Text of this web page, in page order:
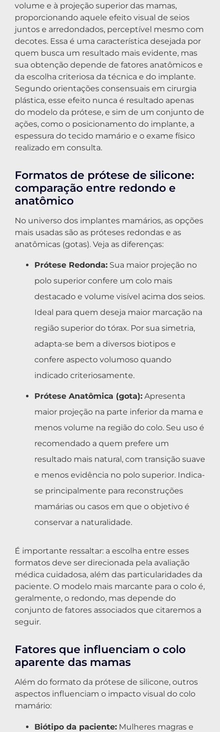
volume e à projeção superior das mamas,
proporcionando aquele efeito visual de seios
juntos e arredondados, perceptível mesmo com
decotes. Essa é uma característica desejada por
quem busca um resultado mais evidente, mas
sua obtenção depende de fatores anatômicos e
da escolha criteriosa da técnica e do implante.
Segundo orientações consensuais em cirurgia
plástica, esse efeito nunca é resultado apenas
do modelo da prótese, e sim de um conjunto de
ações, como o posicionamento do implante, a
espessura do tecido mamário e o exame físico
realizado em consulta.
Formatos de prótese de silicone:
comparação entre redondo e
anatômico
No universo dos implantes mamários, as opções
mais usadas são as próteses redondas e as
anatômicas (gotas). Veja as diferenças:
Prótese Redonda: Sua maior projeção no
polo superior confere um colo mais
destacado e volume visível acima dos seios.
Ideal para quem deseja maior marcação na
região superior do tórax. Por sua simetria,
adapta-se bem a diversos biotipos e
confere aspecto volumoso quando
indicado criteriosamente.
Prótese Anatômica (gota): Apresenta
maior projeção na parte inferior da mama e
menos volume na região do colo. Seu uso é
recomendado a quem prefere um
resultado mais natural, com transição suave
e menos evidência no polo superior. Indica-
se principalmente para reconstruções
mamárias ou casos em que o objetivo é
conservar a naturalidade.
É importante ressaltar: a escolha entre esses
formatos deve ser direcionada pela avaliação
médica cuidadosa, além das particularidades da
paciente. O modelo mais marcante para o colo é,
geralmente, o redondo, mas depende do
conjunto de fatores associados que citaremos a
seguir.
Fatores que influenciam o colo
aparente das mamas
Além do formato da prótese de silicone, outros
aspectos influenciam o impacto visual do colo
mamário:
Biótipo da paciente: Mulheres magras e